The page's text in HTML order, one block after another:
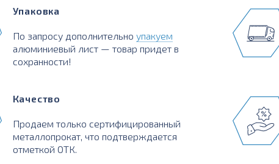
Упаковка
По запросу дополнительно упакуем
алюминиевый лист — товар придет в
сохранности!
Качество
Продаем только сертифицированный
металлопрокат, что подтверждается
отметкой ОТК.